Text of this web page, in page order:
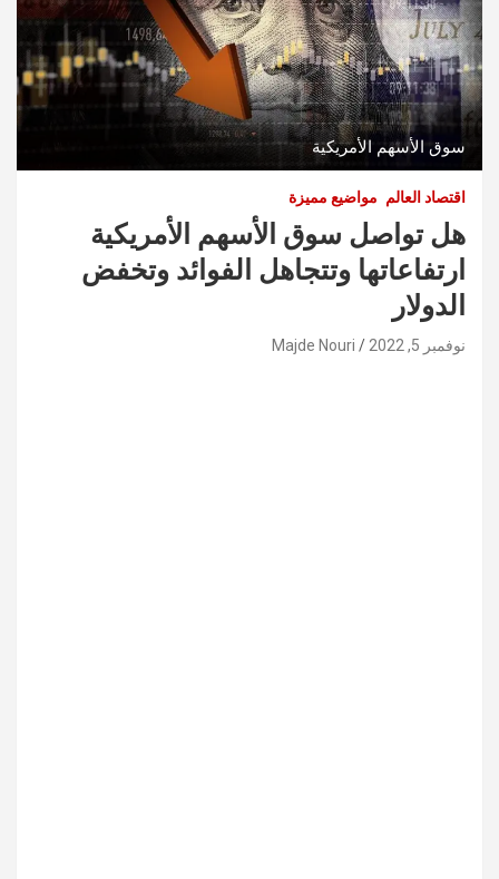
سوق الأسهم الأمريكية
اقتصاد العالم مواضيع مميزة
هل تواصل سوق الأسهم الأمريكية
ارتفاعاتها وتتجاهل الفوائد وتخفض
الدولار
نوفمبر 5, 2022 Majde Nouri